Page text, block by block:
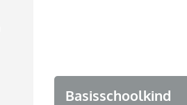
Basisschoolkind